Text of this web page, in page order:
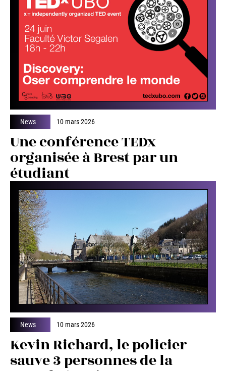
News 10 mars 2026
Une conférence TEDx
organisée à Brest par un
étudiant
News 10 mars 2026
Kevin Richard, le policier
sauve 3 personnes de la